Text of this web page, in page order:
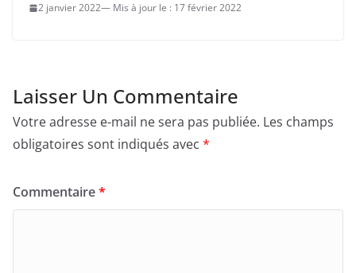
2 janvier 2022 17 février 2022
Laisser Un Commentaire
Votre adresse e-mail ne sera pas publiée. Les champs
obligatoires sont indiqués avec *
Commentaire*